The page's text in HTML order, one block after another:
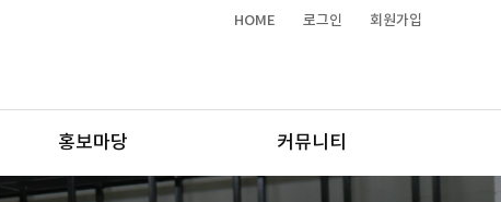
HOME 로그인 회원가입
홍보마당 커뮤니티